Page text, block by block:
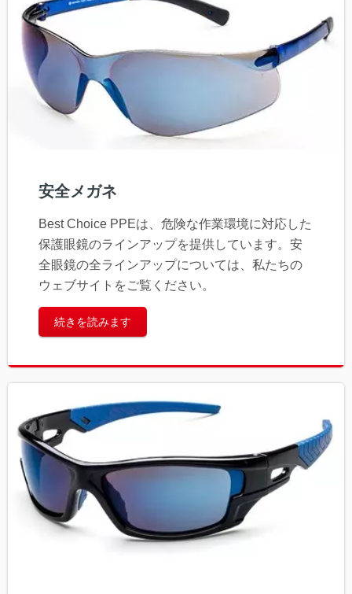
安全メガネ
Best Choice PPEは、危険な作業環境に対応した
保護眼鏡のラインアップを提供しています。安
全眼鏡の全ラインアップについては、私たちの
ウェブサイトをご覧ください。
続きを読みます